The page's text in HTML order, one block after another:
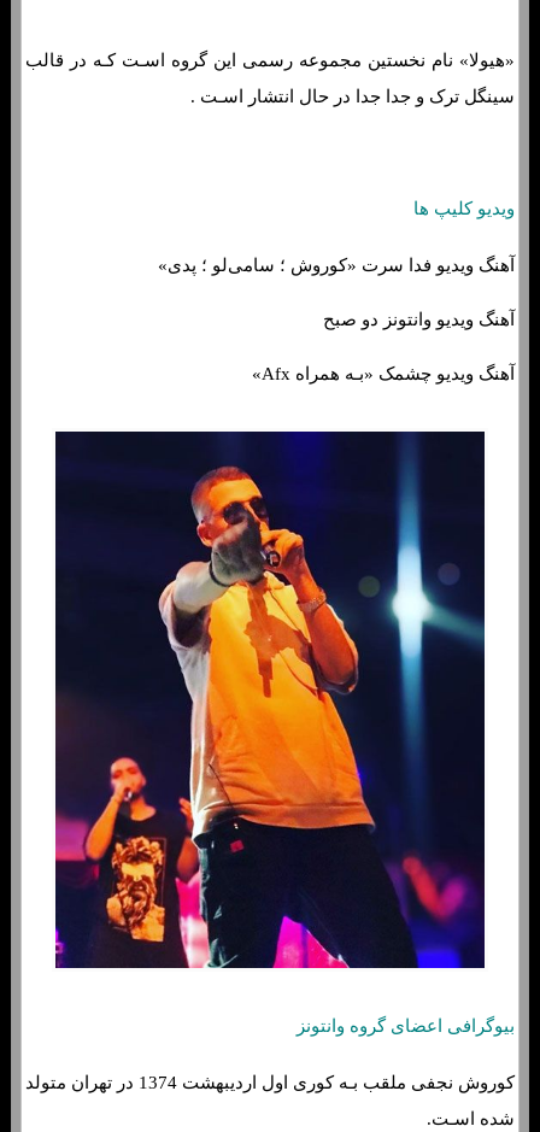
«هیولا» نام نخستین مجموعه رسمی این گروه اسـت کـه در قالب
سینگل ترک و جدا جدا در حال انتشار اسـت .
ویدیو کلیپ ها
آهنگ ویدیو فدا سرت «کوروش ؛ سامی‌لو ؛ پدی»
آهنگ ویدیو وانتونز دو صبح
آهنگ ویدیو چشمک «بـه همراه Afx»
بیوگرافی اعضای گروه وانتونز
کوروش نجفی ملقب بـه کوری اول اردیبهشت 1374 در تهران متولد
شده اسـت.